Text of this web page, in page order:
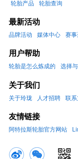
轮胎产品 轮胎查询
最新活动
品牌活动 媒体中心 赛事
用户帮助
轮胎是怎么炼成的 选择
关于我们
关于玲珑 人才招聘 联
友情链接
阿特拉斯轮胎官方网站